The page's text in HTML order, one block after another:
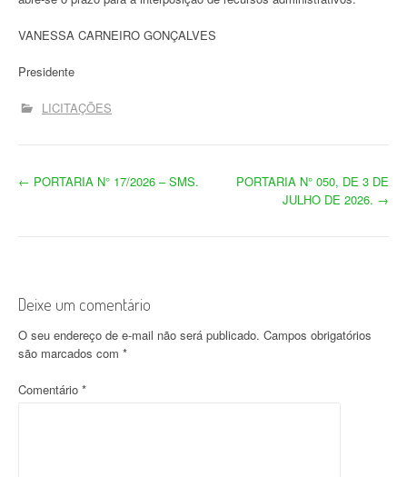
VANESSA CARNEIRO GONÇALVES
Presidente
LICITAÇÕES
N
g
a
ç
← PORTARIA N° 17/2026 – SMS.
PORTARIA N° 050, DE 3 DE
JULHO DE 2026. →
Deixe um comentário
O seu endereço de e-mail não será publicado. Campos obrigatórios
são marcados com *
Comentário *